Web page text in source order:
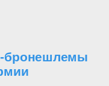
бронешлемы